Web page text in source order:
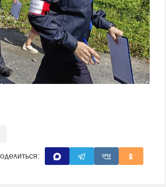
жилых домов на улицах
сил и средств Саткинского
проходной Саткинского